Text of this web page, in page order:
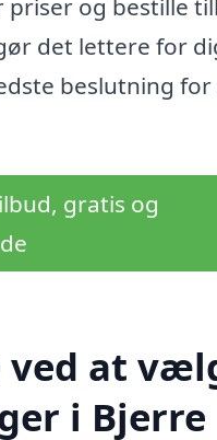
priser og bestille
det lettere for
beslutning for
gratis og
ved at
i Bjerre